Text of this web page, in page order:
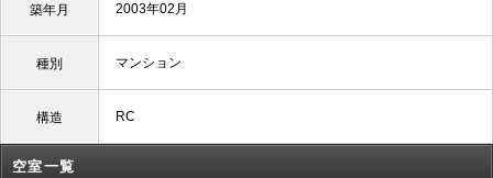
築年月 2003年02月
種別 マンション
構造 RC
空室一覧